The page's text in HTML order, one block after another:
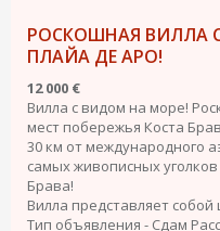
РОСКОШНАЯ ВИЛЛА
ПЛАЙА ДЕ АРО!
12 000 €
Вилла с видом на море!
мест побережья Коста
30 км от международного
самых живописных
Брава!
Вилла представляет
Тип объявления - Сдам